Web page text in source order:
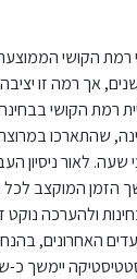
רמת הקושי
אך רמה זו
רמת הקושי
שהתארכו
לאור ניסיון
הזמן המוקצב לכל
ולהערכה נוקט
האחרונים,
יימשך